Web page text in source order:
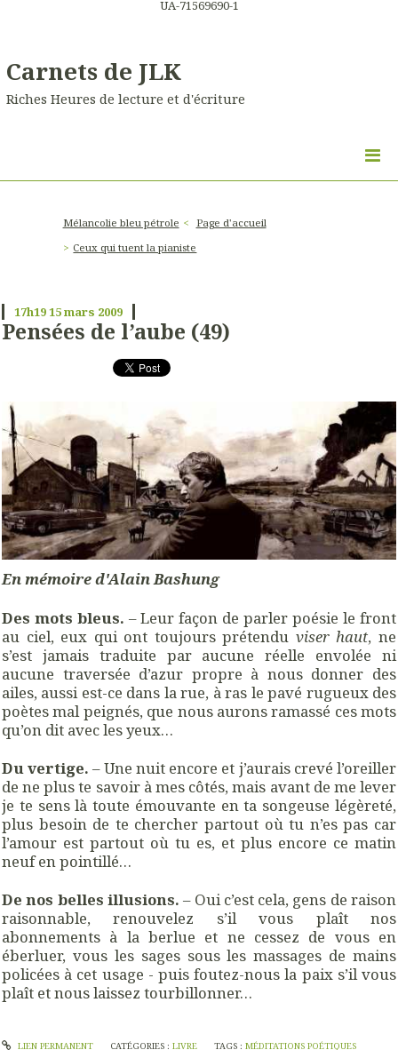
UA-71569690-1
Carnets de JLK
Riches Heures de lecture et d'écriture
Mélancolie bleu pétrole
Page d'accueil
Ceux qui tuent la pianiste
17h1915mars 2009
Pensées de l’aube (49)
En mémoire d'Alain Bashung
Des mots bleus. – Leur façon de parler poésie le front
au ciel, eux qui ont toujours prétendu viser haut, ne
s’est jamais traduite par aucune réelle envolée ni
aucune traversée d’azur propre à nous donner des
ailes, aussi est-ce dans la rue, à ras le pavé rugueux des
poètes mal peignés, que nous aurons ramassé ces mots
qu’on dit avec les yeux…
Du vertige. – Une nuit encore et j’aurais crevé l’oreiller
de ne plus te savoir à mes côtés, mais avant de me lever
je te sens là toute émouvante en ta songeuse légèreté,
plus besoin de te chercher partout où tu n’es pas car
l’amour est partout où tu es, et plus encore ce matin
neuf en pointillé…
De nos belles illusions. – Oui c’est cela, gens de raison
raisonnable, renouvelez s’il vous plaît nos
abonnements à la berlue et ne cessez de vous en
éberluer, vous les sages sous les massages de mains
policées à cet usage - puis foutez-nous la paix s’il vous
plaît et nous laissez tourbillonner…
LIEN PERMANENT CATÉGORIES : LIVRE TAGS :MÉDITATIONS POÉTIQUES